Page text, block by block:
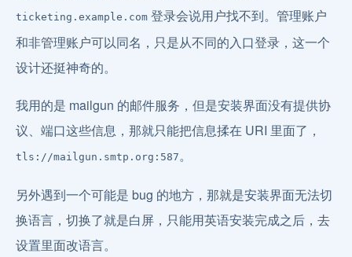
ticketing.example.com 登录会说用户找不到。管理账户
和非管理账户可以同名，只是从不同的入口登录，这一个
设计还挺神奇的。
我用的是 mailgun 的邮件服务，但是安装界面没有提供协
议、端口这些信息，那就只能把信息揉在 URI 里面了，
tls://mailgun.smtp.org:587。
另外遇到一个可能是 bug 的地方，那就是安装界面无法切
换语言，切换了就是白屏，只能用英语安装完成之后，去
设置里面改语言。